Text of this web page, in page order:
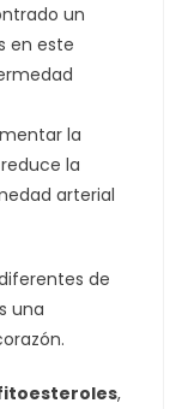
un
en este
la
la
arterial
de
una
,